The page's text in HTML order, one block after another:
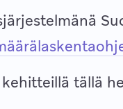
tällä